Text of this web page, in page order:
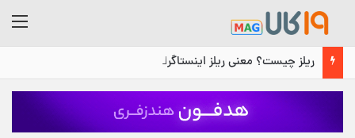
ریلز چیست؟ معنی ریلز اینستاگرام، محل آن و نحوه استفاده